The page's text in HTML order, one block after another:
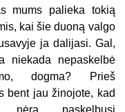
mums palieka tokią
kai šie duoną valgo
ja dalijasi. Gal,
niekada nepaskelbė
dogma? Prieš
bent jau žinojote, kad
nėra paskelbusi